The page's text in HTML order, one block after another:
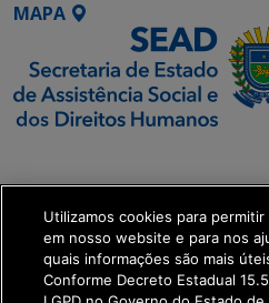
MAPA
Executiva de
Transformação Digital
get_footer();
Utilizamos cookies para
em nosso website e para nos
quais informações são mais
Conforme Decreto Estadual